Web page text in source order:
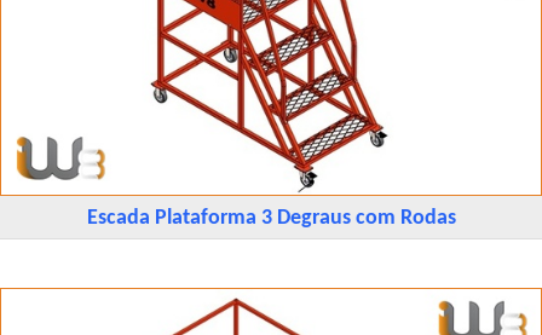
Escada Plataforma 3 Degraus com Rodas